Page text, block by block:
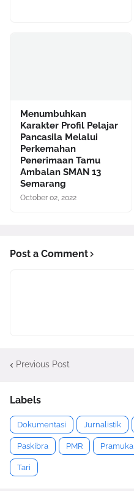
Menumbuhkan
Karakter Profil Pelajar
Pancasila Melalui
Perkemahan
Penerimaan Tamu
Ambalan SMAN 13
Semarang
October 02, 2022
Post a Comment
Previous Post
Labels
Dokumentasi Jurnalistik
Paskibra PMR Pramuka
Tari